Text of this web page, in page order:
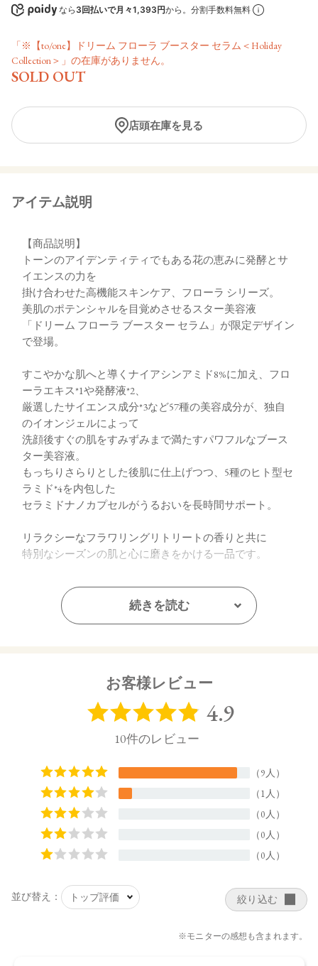
なら 3回払いで月々1,393円から。分割手数料無料
「※【to/one】ドリーム フローラ ブースター セラム＜Holiday
Collection＞」の在庫がありません。
SOLD OUT
店頭在庫を見る
アイテム説明
【商品説明】
トーンのアイデンティティでもある花の恵みに発酵とサ
イエンスの力を
掛け合わせた高機能スキンケア、フローラ シリーズ。
美肌のポテンシャルを目覚めさせるスター美容液
「ドリーム フローラ ブースター セラム」が限定デザイン
で登場。
すこやかな肌へと導くナイアシンアミド8%に加え、フロ
ーラエキス*1や発酵液*2、
厳選したサイエンス成分*3など57種の美容成分が、独自
のイオンジェルによって
洗顔後すぐの肌をすみずみまで満たすパワフルなブース
ター美容液。
もっちりさらりとした後肌に仕上げつつ、5種のヒト型セ
ラミド*4を内包した
セラミドナノカプセルがうるおいを長時間サポート。
リラクシーなフラワリングリトリートの香りと共に
特別なシーズンの肌と心に磨きをかける一品です。
*1 シャクヤク根エキス、セイヨウノコギリソウエキス、
ドクダミエキス（すべて整肌）*2 サッカロミセス／ハト
ムギ種子発酵液、乳酸桿菌/ハイビスカス花発酵液（すべ
【内容量】
【商品サイズ】
59.0×59.0×108.5㎜
水、プロパンジオール、ナイアシンアミド、グリセリン、乳
酸桿菌／ハイビスカス花発酵液、サッカロミセス／ハトムギ
酸桿菌／セイヨウナシ果汁発酵液、乳酸桿菌／アロエベラ葉
続きを読む
お客様レビュー